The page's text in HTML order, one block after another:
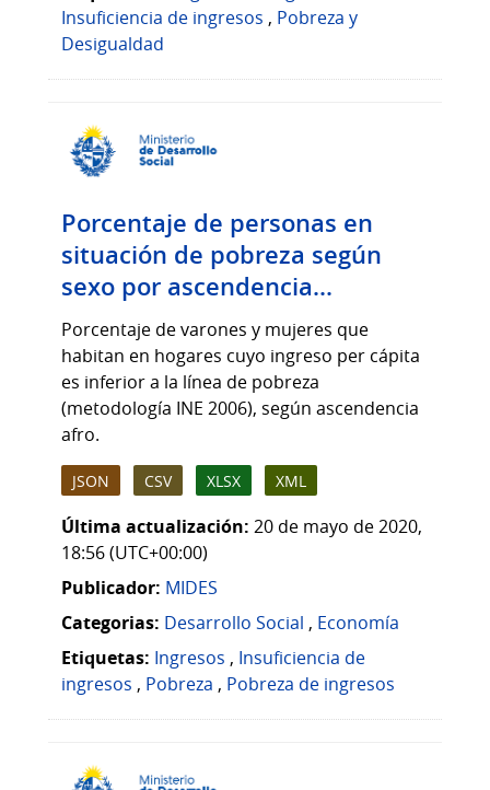
Insuficiencia de ingresos , Pobreza y
Desigualdad
Porcentaje de personas en
situación de pobreza según
sexo por ascendencia...
Porcentaje de varones y mujeres que
habitan en hogares cuyo ingreso per cápita
es inferior a la línea de pobreza
(metodología INE 2006), según ascendencia
afro.
JSON CSV XLSX XML
Última actualización: 20 de mayo de 2020,
18:56 (UTC+00:00)
Publicador: MIDES
Categorias: Desarrollo Social , Economía
Etiquetas: Ingresos , Insuficiencia de
ingresos , Pobreza , Pobreza de ingresos